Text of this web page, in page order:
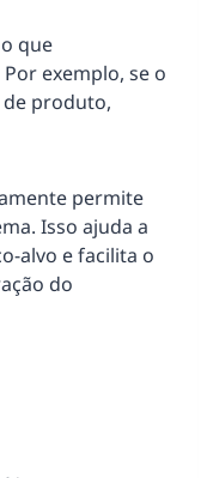
que
exemplo, se o
produto,
permite
Isso ajuda a
alvo e facilita o
do